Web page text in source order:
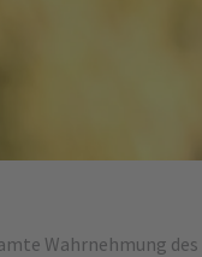
Wahrnehmung des